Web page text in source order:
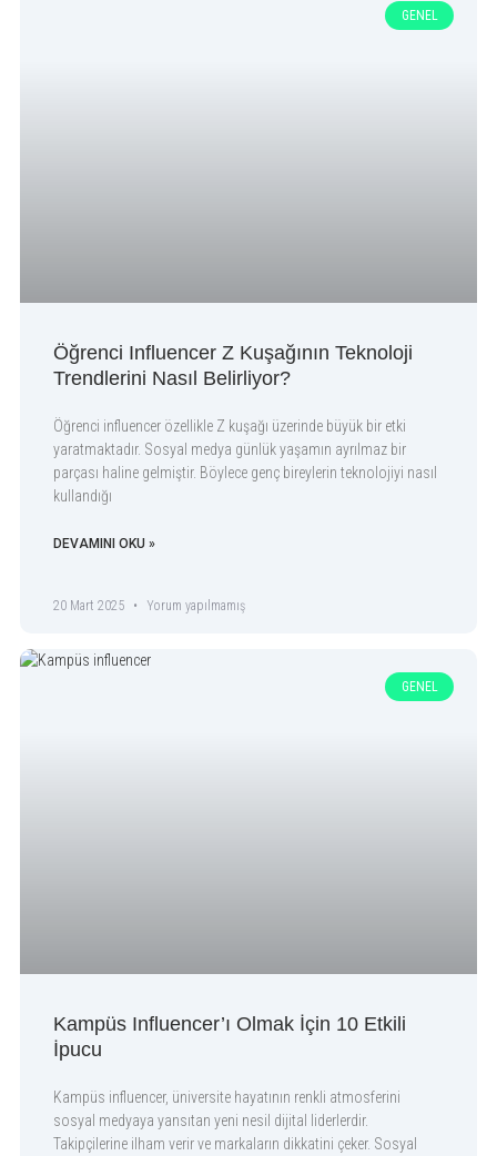
GENEL
Öğrenci Influencer Z Kuşağının Teknoloji
Trendlerini Nasıl Belirliyor?
Öğrenci influencer özellikle Z kuşağı üzerinde büyük bir etki
yaratmaktadır. Sosyal medya günlük yaşamın ayrılmaz bir
parçası haline gelmiştir. Böylece genç bireylerin teknolojiyi nasıl
kullandığı
DEVAMINI OKU »
20 Mart 2025 Yorum yapılmamış
GENEL
Kampüs Influencer’ı Olmak İçin 10 Etkili
İpucu
Kampüs influencer, üniversite hayatının renkli atmosferini
sosyal medyaya yansıtan yeni nesil dijital liderlerdir.
Takipçilerine ilham verir ve markaların dikkatini çeker. Sosyal